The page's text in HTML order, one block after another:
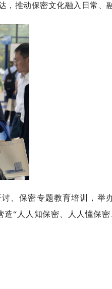
推动保密文化融入日常、
、保密专题教育培训，举
“人人知保密、人人懂保